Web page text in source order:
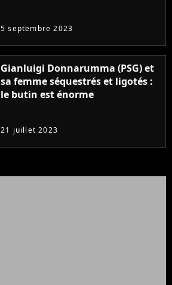
5 septembre 2023
Gianluigi Donnarumma (PSG) et
sa femme séquestrés et ligotés :
le butin est énorme
21 juillet 2023